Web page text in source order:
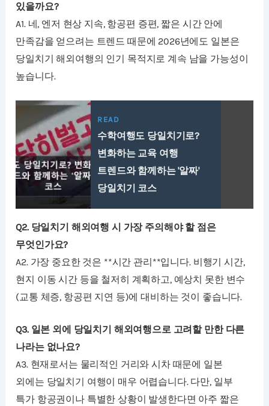
있을까요?
A1. 네, 엔저 현상 지속, 항공편 증편, 짧은 시간 안에
만족감을 얻으려는 트렌드 때문에 2026년에도 일본은
당일치기 해외여행의 인기 목적지로 계속 남을 가능성이
높습니다.
READ
수학여행도 당일치기로?
변화하는 교육 여행
트렌드와 함께하는 '알짜'
당일치기 코스
Q2. 당일치기 해외여행 시 가장 주의해야 할 점은
무엇인가요?
A2. 가장 중요한 것은 **시간 관리**입니다. 비행기 시간,
현지 이동 시간 등을 철저히 계획하고, 예상치 못한 변수
(교통 체증, 항공편 지연 등)에 대비하는 것이 좋습니다.
Q3. 일본 외에 당일치기 해외여행으로 고려할 만한 다른
나라는 없나요?
A3. 현재로서는 물리적인 거리와 시차 때문에 일본
외에는 당일치기 여행이 매우 어렵습니다. 다만, 일부
특가 항공권이나 특별한 상황이 발생한다면 아주 짧은